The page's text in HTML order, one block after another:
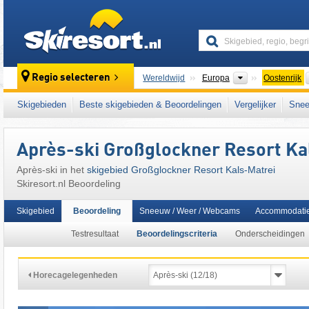
Regio selecteren Wereldwijd Europa Continenten
Oostenrijk
Dit skigebied ligt ook in: Granatspitzgroep
centrale deel van de oostelijke Alpen
het
West-Europa, Midden-Europa, Europese
Skigebieden Beste skigebieden & Beoordelingen Vergelijker
Après-ski Großglockner Resort
Après-ski in het skigebied Großglockner Resort Kals-Matrei
Skiresort.nl Beoordeling
Skigebied Beoordeling
Testresultaat Beoordelingscriteria Onderscheidingen
Sneeuw / Weer / Webcams
Horecagelegenheden